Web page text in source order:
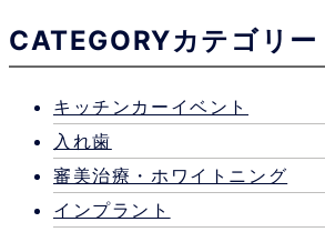
CATEGORYカテゴリー
キッチンカーイベント
入れ歯
審美治療・ホワイトニング
インプラント